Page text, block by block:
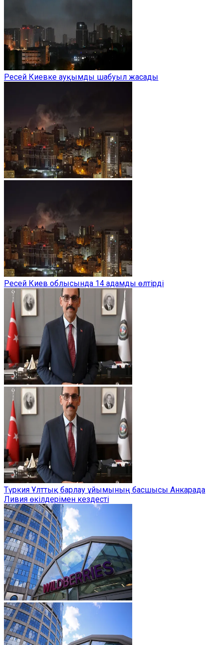
Ресей Киевке ауқымды шабуыл жасады
Ресей Киев облысында 14 адамды өлтірді
Түркия Ұлттық барлау ұйымының басшысы Анкарада
Ливия өкілдерімен кездесті